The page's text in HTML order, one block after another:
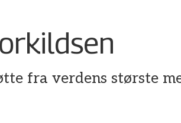
fra verdens største